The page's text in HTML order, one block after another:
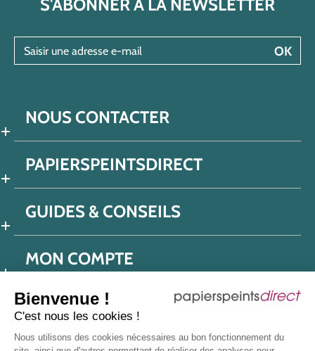
Bienvenue !
C'est nous les cookies !
Nous utilisons des cookies nécessaires au bon fonctionnement du
S'ABONNER À LA NEWSLETTER
OK
NOUS CONTACTER
PAPIERSPEINTSDIRECT
GUIDES & CONSEILS
MON COMPTE